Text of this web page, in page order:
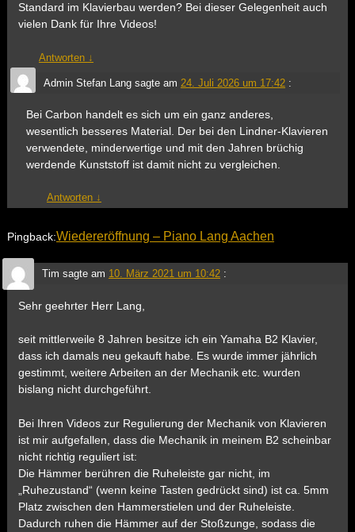
Standard im Klavierbau werden? Bei dieser Gelegenheit auch
vielen Dank für Ihre Videos!
Antworten ↓
Admin Stefan Langsagte am 24. Juli 2026 um 17:42 :
Bei Carbon handelt es sich um ein ganz anderes,
wesentlich besseres Material. Der bei den Lindner-Klavieren
verwendete, minderwertige und mit den Jahren brüchig
werdende Kunststoff ist damit nicht zu vergleichen.
Antworten ↓
Pingback:Wiedereröffnung – Piano Lang Aachen
Tim sagte am 10. März 2021 um 10:42 :
Sehr geehrter Herr Lang,
seit mittlerweile 8 Jahren besitze ich ein Yamaha B2 Klavier,
dass ich damals neu gekauft habe. Es wurde immer jährlich
gestimmt, weitere Arbeiten an der Mechanik etc. wurden
bislang nicht durchgeführt.
Bei Ihren Videos zur Regulierung der Mechanik von Klavieren
ist mir aufgefallen, dass die Mechanik in meinem B2 scheinbar
nicht richtig reguliert ist:
Die Hämmer berühren die Ruheleiste gar nicht, im
„Ruhezustand“ (wenn keine Tasten gedrückt sind) ist ca. 5mm
Platz zwischen den Hammerstielen und der Ruheleiste.
Dadurch ruhen die Hämmer auf der Stoßzunge, sodass die